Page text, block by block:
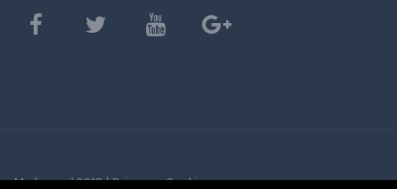
Mediasard 2018 |Privacy e Cookie